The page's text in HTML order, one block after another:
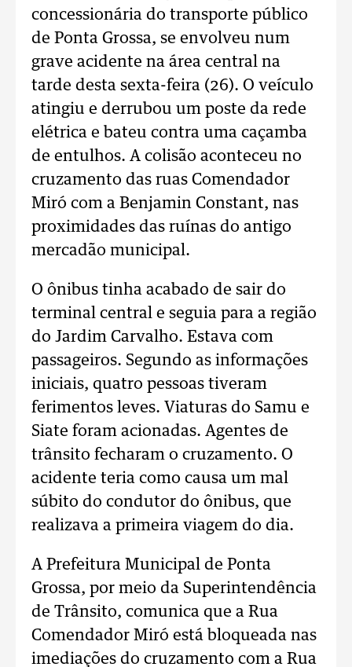
concessionária do transporte público
de Ponta Grossa, se envolveu num
grave acidente na área central na
tarde desta sexta-feira (26). O veículo
atingiu e derrubou um poste da rede
elétrica e bateu contra uma caçamba
de entulhos. A colisão aconteceu no
cruzamento das ruas Comendador
Miró com a Benjamin Constant, nas
proximidades das ruínas do antigo
mercadão municipal.
O ônibus tinha acabado de sair do
terminal central e seguia para a região
do Jardim Carvalho. Estava com
passageiros. Segundo as informações
iniciais, quatro pessoas tiveram
ferimentos leves. Viaturas do Samu e
Siate foram acionadas. Agentes de
trânsito fecharam o cruzamento. O
acidente teria como causa um mal
súbito do condutor do ônibus, que
realizava a primeira viagem do dia.
A Prefeitura Municipal de Ponta
Grossa, por meio da Superintendência
de Trânsito, comunica que a Rua
Comendador Miró está bloqueada nas
imediações do cruzamento com a Rua